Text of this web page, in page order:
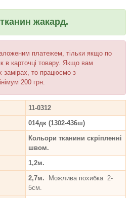
жакард.
платежем, тільки якщо по
в карточці товару. Якщо вам
замірах, то працюємо з
200 грн.
11-0312
014дк (1302-436ш)
Кольори тканини скріпленні
швом.
1,2м.
2,7м. Можлива похибка 2-
5см.